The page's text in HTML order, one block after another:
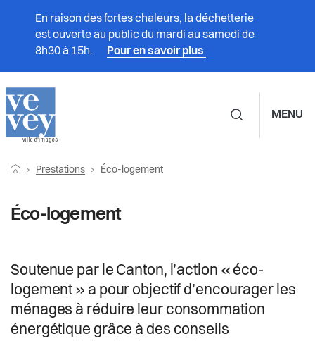
En raison des fortes chaleurs, la déchetterie
est ouverte au public du mardi au samedi de
8h30 à 15h.
Pour en savoir plus
MENU
Prestations
Vivre à Vevey
Vie politique
Actualités
FilRetourner vers la page d'accueil
Prestations Page actuelle:
Éco-logement
Éco-logement
Soutenue par le Canton, l’action « éco-
logement » a pour objectif d’encourager les
ménages à réduire leur consommation
énergétique grâce à des conseils